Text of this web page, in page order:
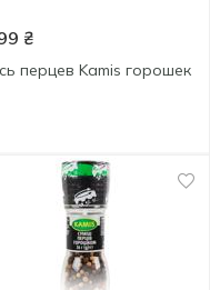
₴
перцев Kamis горошек